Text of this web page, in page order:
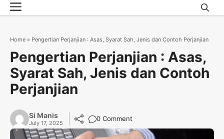
Skip
to
Menu
Home » Pengertian Perjanjian : Asas, Syarat Sah, Jenis dan Contoh Perjanjian
Pengertian Perjanjian : Asas,
Syarat Sah, Jenis dan Contoh
Perjanjian
Si Manis
July 17, 2025
0 Comment